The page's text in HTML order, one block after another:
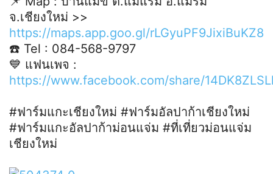
จ.เชียงใหม่ >>
https://maps.app.goo.gl/rLGyuPF9JixiBuKZ8
☎️ Tel : 084-568-9797
💙 แฟนเพจ :
https://www.facebook.com/share/
#ฟาร์มแกะเชียงใหม่ #ฟาร์มอัลปาก้าเชียงใหม่
#ฟาร์มแกะอัลปาก้าม่อนแจ่ม #ที่เที่ยวม่อนแจ่ม
เชียงใหม่